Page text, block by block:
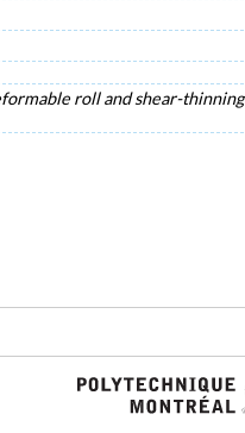
roll and shear-thinning